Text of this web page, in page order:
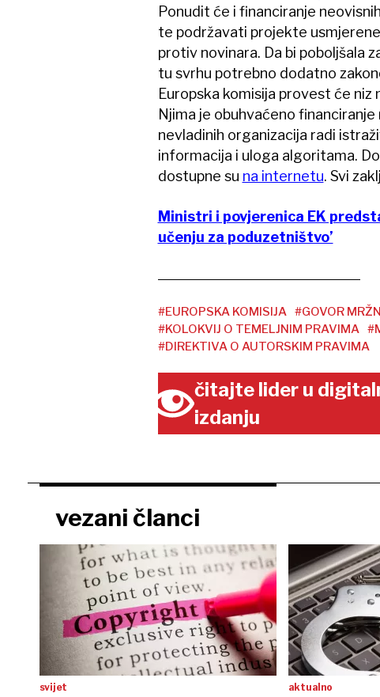
Ponudit će i financiranje
te podržavati projekte
protiv novinara. Da bi poboljšala
tu svrhu potrebno dodatno
Europska komisija provest će
Njima je obuhvaćeno
nevladinih organizacija radi
informacija i uloga algoritama.
dostupne su na internetu. Svi
Ministri i povjerenica EK
učenju za poduzetništvo’
#EUROPSKA KOMISIJA #GOVOR
#KOLOKVIJ O TEMELJNIM PRAVIMA
#DIREKTIVA O AUTORSKIM PRAVIMA
čitajte lider u
izdanju
vezani članci
svijet aktualno